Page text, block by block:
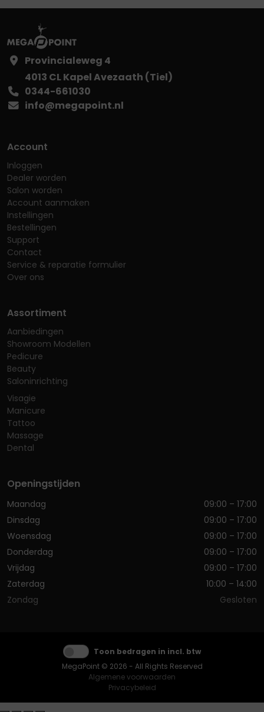
Provincialeweg 4
4013 CL Kapel Avezaath (Tiel)
0344-661030
info@megapoint.nl
Account
Inloggen
Dealer worden
Salon worden
Account aanmaken
Instellingen
Bestellingen
Support
Contact
Service & reparatie formulier
Over ons
Assortiment
Aanbiedingen
Showroom Modellen
Pedicure
Beauty
Saloninrichting
Visagie
Manicure
Tattoo
Massage
Dental
Openingstijden
Maandag
09:00 – 17:00
Dinsdag
09:00 – 17:00
Woensdag
09:00 – 17:00
Donderdag
09:00 – 17:00
Vrijdag
09:00 – 17:00
Zaterdag
10:00 – 14:00
Zondag
Gesloten
Toon bedragen in incl. btw
MegaPoint © 2026 - All Rights Reserved
Algemene voorwaarden
Privacybeleid